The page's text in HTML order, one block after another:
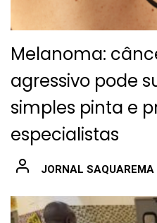
Melanoma:
agressivo pode
simples pinta e
especialistas
JORNAL SAQUAREMA